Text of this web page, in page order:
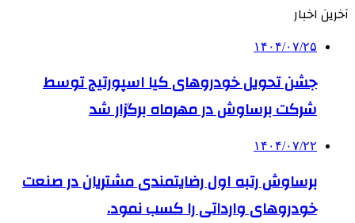
آخرین اخبار
۱۴۰۴/۰۷/۲۵
جشن تحویل خودروهای کیا اسپورتیج توسط
شرکت برساوش در مهرماه برگزار شد
۱۴۰۴/۰۷/۲۲
برساوش رتبه اول رضایتمندی مشتریان در صنعت
خودروهای وارداتی را کسب نمود.